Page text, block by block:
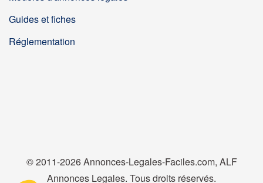
Guides et fiches
Réglementation
© 2011-2026 Annonces-Legales-Faciles.com, ALF
Annonces Legales. Tous droits réservés.